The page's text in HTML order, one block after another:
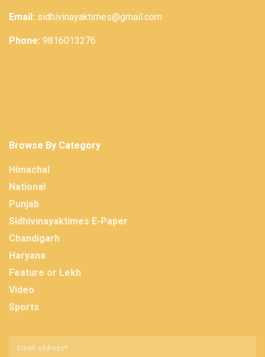
Email: sidhivinayaktimes@gmail.com
Phone: 9816013276
Browse By Category
Himachal
National
Punjab
Sidhivinayaktimes E-Paper
Chandigarh
Haryana
Feature or Lekh
Video
Sports